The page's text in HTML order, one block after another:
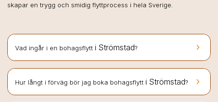
skapar en trygg och smidig flyttprocess i hela Sverige.
keyboard_arrow_right
Vad ingår i en bohagsflytt i Strömstad?
keyboard_arrow_right
Hur långt i förväg bör jag boka bohagsflytt i Strömstad?